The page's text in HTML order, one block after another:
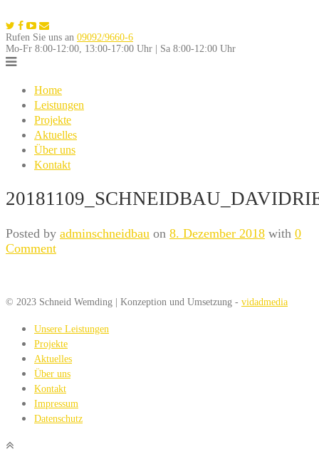
to
content
Rufen Sie uns an 09092/9660-6
Mo-Fr 8:00-12:00, 13:00-17:00 Uhr | Sa 8:00-12:00 Uhr
Home
Leistungen
Projekte
Aktuelles
Über uns
Kontakt
Posted by adminschneidbau on 8. Dezember 2018 with 0
Comment
© 2023 Schneid Wemding | Konzeption und Umsetzung - vidadmedia
Unsere Leistungen
Projekte
Aktuelles
Über uns
Kontakt
Impressum
Datenschutz